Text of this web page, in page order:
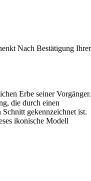
Nach Bestätigung Ihrer
Erbe seiner Vorgänger.
die durch einen
gekennzeichnet ist.
ikonische Modell